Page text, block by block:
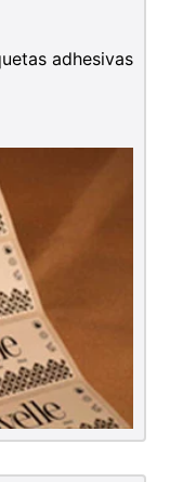
adhesivas